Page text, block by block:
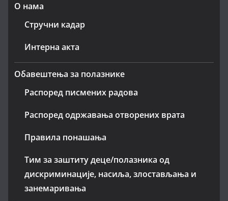
О нама
Стручни кадар
Интерна акта
Обавештења за полазнике
Распоред писмених радова
Распоред одржавања отворених врата
Правила понашања
Тим за заштиту деце/полазника од
дискриминације, насиља, злостављања и
занемаривања